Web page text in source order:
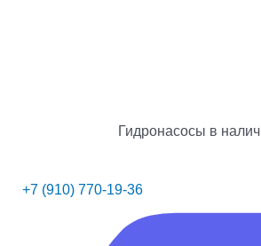
Гидронасосы в
+7 (910) 770-19-36